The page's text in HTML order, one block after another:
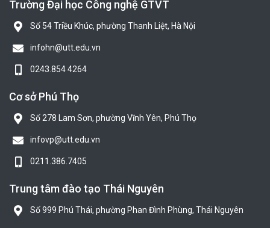
Trường Đại học Công nghệ GTVT
Số 54 Triều Khúc, phường Thanh Liệt, Hà Nội
infohn@utt.edu.vn
0243.854 4264
Cơ sở Phú Thọ
Số 278 Lam Sơn, phường Vĩnh Yên, Phú Thọ
infovp@utt.edu.vn
0211.386.7405
Trung tâm đào tạo Thái Nguyên
Số 999 Phú Thái, phường Phan Đình Phùng, Thái Nguyên